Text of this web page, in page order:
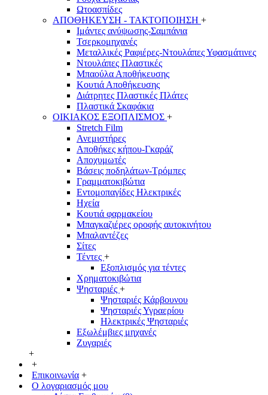
Ωτοασπίδες
ΑΠΟΘΗΚΕΥΣΗ - ΤΑΚΤΟΠΟΙΗΣΗ +
Ιμάντες ανύψωσης-Σαμπάνια
Τσερκομηχανές
Μεταλλικές Ραφιέρες-Ντουλάπες Υφασμάτινες
Ντουλάπες Πλαστικές
Μπαούλα Αποθήκευσης
Κουτιά Αποθήκευσης
Διάτρητες Πλαστικές Πλάτες
Πλαστικά Σκαφάκια
ΟΙΚΙΑΚΟΣ ΕΞΟΠΛΙΣΜΟΣ +
Stretch Film
Ανεμιστήρες
Αποθήκες κήπου-Γκαράζ
Αποχυμωτές
Βάσεις ποδηλάτων-Τρόμπες
Γραμματοκιβώτια
Εντομοπαγίδες Ηλεκτρικές
Ηχεία
Κουτιά φαρμακείου
Μπαγκαζιέρες οροφής αυτοκινήτου
Μπαλαντέζες
Σίτες
Τέντες +
Εξοπλισμός για τέντες
Χρηματοκιβώτια
Ψησταριές +
Ψησταριές Κάρβουνου
Ψησταριές Υγραερίου
Ηλεκτρικές Ψησταριές
Εξωλέμβιες μηχανές
Ζυγαριές
+
+
Επικοινωνία +
Ο λογαριασμός μου